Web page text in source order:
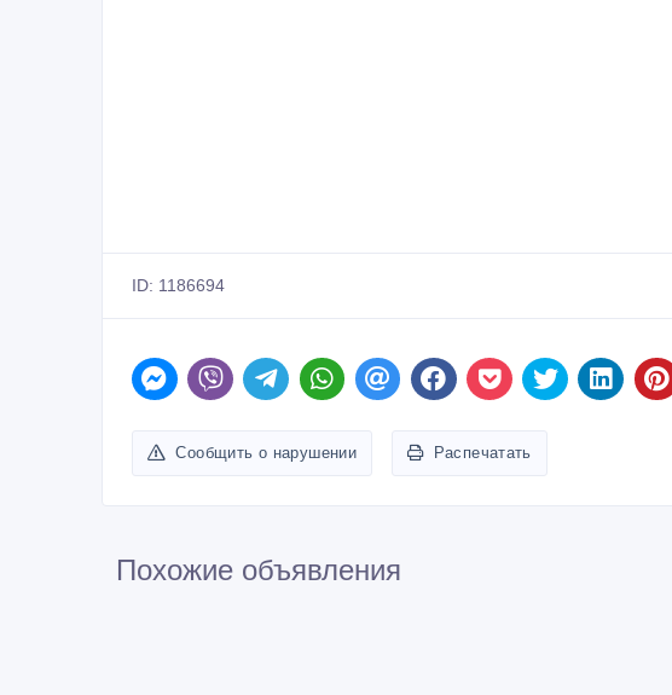
ID: 1186694
Сообщить о нарушении Распечатать
Похожие объявления